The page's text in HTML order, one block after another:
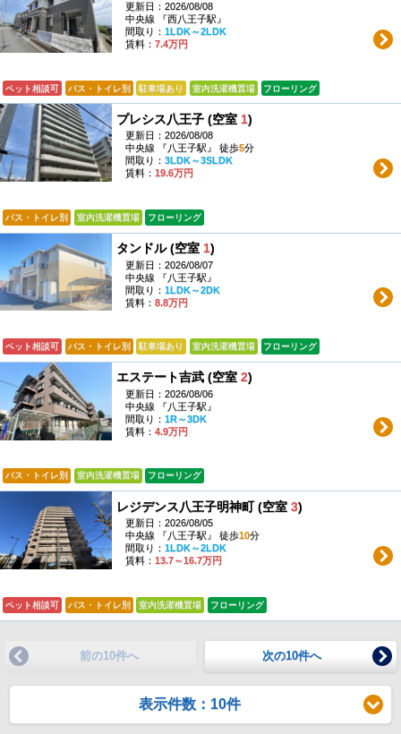
更新日：2026/08/08
中央線 『西八王子駅』
間取り： 1LDK～2LDK
賃料： 7.4万円
ペット相談可 バス・トイレ別 駐車場あり 室内洗濯機置場 フローリング
プレシス八王子 (空室 1)
更新日：2026/08/08
中央線 『八王子駅』 徒歩5分
間取り： 3LDK～3SLDK
賃料： 19.6万円
バス・トイレ別 室内洗濯機置場 フローリング
タンドル (空室 1)
更新日：2026/08/07
中央線 『八王子駅』
間取り： 1LDK～2DK
賃料： 8.8万円
ペット相談可 バス・トイレ別 駐車場あり 室内洗濯機置場 フローリング
エステート吉武 (空室 2)
更新日：2026/08/06
中央線 『八王子駅』
間取り： 1R～3DK
賃料： 4.9万円
バス・トイレ別 室内洗濯機置場 フローリング
レジデンス八王子明神町 (空室 3)
更新日：2026/08/05
中央線 『八王子駅』 徒歩10分
間取り： 1LDK～2LDK
賃料： 13.7～16.7万円
ペット相談可 バス・トイレ別 室内洗濯機置場 フローリング
前の10件へ 次の10件へ
表示件数：10件